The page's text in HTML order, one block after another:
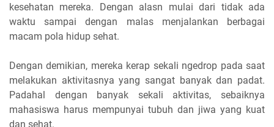
kesehatan mereka. Dengan alasn mulai dari tidak ada
waktu sampai dengan malas menjalankan berbagai
macam pola hidup sehat.
Dengan demikian, mereka kerap sekali ngedrop pada saat
melakukan aktivitasnya yang sangat banyak dan padat.
Padahal dengan banyak sekali aktivitas, sebaiknya
mahasiswa harus mempunyai tubuh dan jiwa yang kuat
dan sehat.